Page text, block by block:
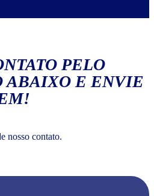
PELO
ABAIXO E ENVIE
nosso contato.